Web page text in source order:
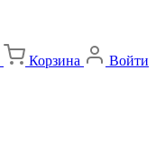
Корзина Войти